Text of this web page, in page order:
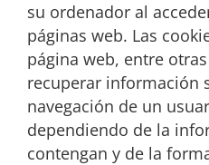
su ordenador al
páginas web. Las
página web, entre
recuperar información
navegación de un
dependiendo de la
contengan y de la